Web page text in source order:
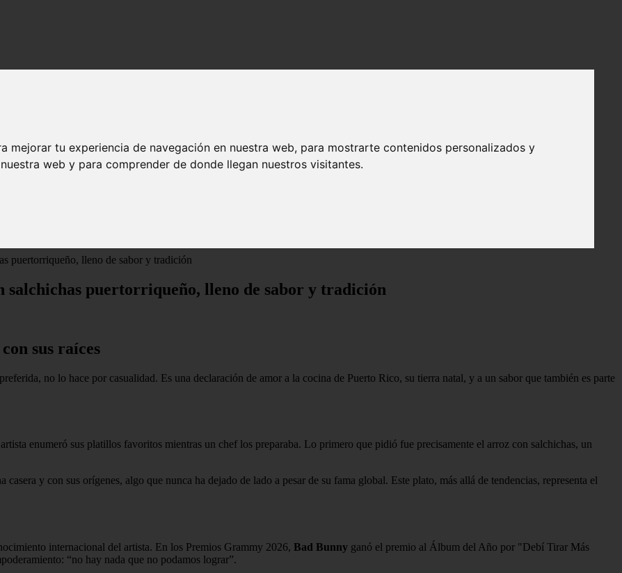
mejorar tu experiencia de navegación en nuestra web, para mostrarte contenidos personalizados y
web y para comprender de donde llegan nuestros visitantes.
puertorriqueño, lleno de sabor y tradición
puertorriqueño, lleno de sabor y tradición
sus raíces
no lo hace por casualidad. Es una declaración de amor a la cocina de Puerto Rico, su tierra natal, y a un sabor que también es parte
enumeró sus platillos favoritos mientras un chef los preparaba. Lo primero que pidió fue precisamente el arroz con salchichas, un
y con sus orígenes, algo que nunca ha dejado de lado a pesar de su fama global. Este plato, más allá de tendencias, representa el
internacional del artista. En los Premios Grammy 2026, Bad Bunny ganó el premio al Álbum del Año por "Debí Tirar Más
“no hay nada que no podamos lograr”.